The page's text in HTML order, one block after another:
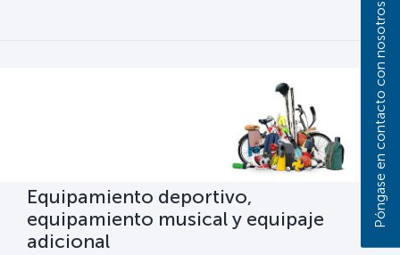
Equipamiento deportivo,
equipamiento musical y equipaje
adicional
Póngase en contacto con nosotros